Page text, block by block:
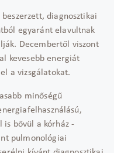
diagnosztikai
egyaránt elavultnak
Decembertől viszont
kevesebb energiát
a vizsgálatokat.
minőségű
is bővül a kórház -
pulmonológiai